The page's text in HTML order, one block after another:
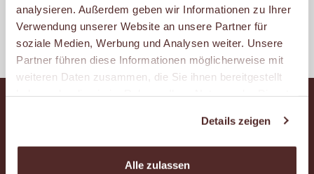
analysieren. Außerdem geben wir Informationen zu Ihrer
Verwendung unserer Website an unsere Partner für
soziale Medien, Werbung und Analysen weiter. Unsere
Partner führen diese Informationen möglicherweise mit
weiteren Daten zusammen, die Sie ihnen bereitgestellt
Details zeigen
Alle zulassen
Bio
FacebookYouTube